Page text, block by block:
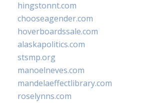
hingstonnt.com
chooseagender.com
hoverboardssale.com
alaskapolitics.com
stsmp.org
manoelneves.com
mandelaeffectlibrary.com
roselynns.com